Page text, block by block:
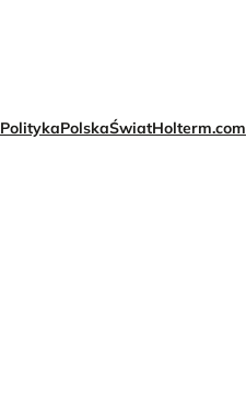
PolitykaPolskaŚwiatHolterm.com